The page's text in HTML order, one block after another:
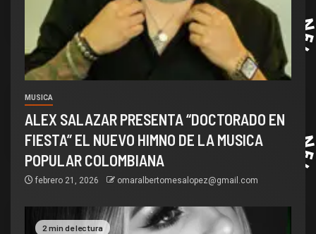
MUSICA
ALEX SALAZAR PRESENTA “DOCTORADO EN
FIESTA” EL NUEVO HIMNO DE LA MUSICA
POPULAR COLOMBIANA
febrero 21, 2026 omaralbertomesalopez@gmail.com
2 min de lectura